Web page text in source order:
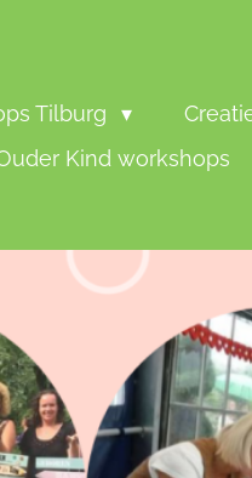
Tilburg
Kind workshops